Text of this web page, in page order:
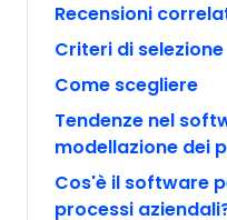
Recensioni
Criteri di selezione
Come scegliere
Tendenze nel
modellazione dei
Cos'è il software
processi